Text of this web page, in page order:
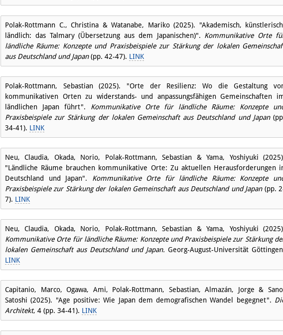
Polak-Rottmann C., Christina & Watanabe, Mariko (2025). "Akademisch,
ländlich: das Talmary (Übersetzung aus dem Japanischen)". Kommunikative Orte
ländliche Räume: Konzepte und Praxisbeispiele zur Stärkung der lokalen
aus Deutschland und Japan(pp. 42-47). LINK
Polak-Rottmann, Sebastian (2025). "Orte der Resilienz: Wo die Gestaltung
kommunikativen Orten zu widerstands- und anpassungsfähigen Gemeinschaften
ländlichen Japan führt". Kommunikative Orte für ländliche Räume: Konzepte
Praxisbeispiele zur Stärkung der lokalen Gemeinschaft aus Deutschland und Japan
34-41). LINK
Neu, Claudia, Okada, Norio, Polak-Rottmann, Sebastian & Yama, Yoshiyuki
"Ländliche Räume brauchen kommunikative Orte: Zu aktuellen Herausforderungen
Deutschland und Japan". Kommunikative Orte für ländliche Räume: Konzepte
Praxisbeispiele zur Stärkung der lokalen Gemeinschaft aus Deutschland und Japan(pp.
7). LINK
Neu, Claudia, Okada, Norio, Polak-Rottmann, Sebastian & Yama, Yoshiyuki
Kommunikative Orte für ländliche Räume: Konzepte und Praxisbeispiele zur Stärkung
lokalen Gemeinschaft aus Deutschland und Japan. Georg-August-Universität
LINK
Capitanio, Marco, Ogawa, Ami, Polak-Rottmann, Sebastian, Almazán, Jorge &
Satoshi (2025). "Age positive: Wie Japan dem demografischen Wandel begegnet".
Architekt, 4 (pp. 34-41). LINK